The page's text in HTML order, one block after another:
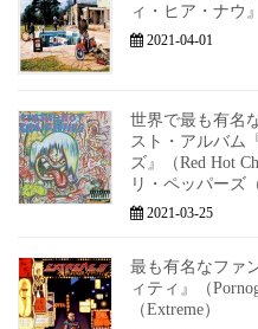
ィ・ヒア・ナウ
2021-04-01
世界で最も有名
スト・アルバム
ズ』（Red Hot
リ・ペッパーズ
2021-03-25
最も有名なファ
ィティ』（
（Extreme）